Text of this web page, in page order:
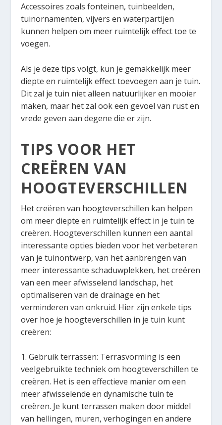
Accessoires zoals fonteinen, tuinbeelden,
tuinornamenten, vijvers en waterpartijen
kunnen helpen om meer ruimtelijk effect toe te
voegen.
Als je deze tips volgt, kun je gemakkelijk meer
diepte en ruimtelijk effect toevoegen aan je tuin.
Dit zal je tuin niet alleen natuurlijker en mooier
maken, maar het zal ook een gevoel van rust en
vrede geven aan degene die er zijn.
TIPS VOOR HET
CREËREN VAN
HOOGTEVERSCHILLEN
Het creëren van hoogteverschillen kan helpen
om meer diepte en ruimtelijk effect in je tuin te
creëren. Hoogteverschillen kunnen een aantal
interessante opties bieden voor het verbeteren
van je tuinontwerp, van het aanbrengen van
meer interessante schaduwplekken, het creëren
van een meer afwisselend landschap, het
optimaliseren van de drainage en het
verminderen van onkruid. Hier zijn enkele tips
over hoe je hoogteverschillen in je tuin kunt
creëren:
1. Gebruik terrassen: Terrasvorming is een
veelgebruikte techniek om hoogteverschillen te
creëren. Het is een effectieve manier om een
meer afwisselende en dynamische tuin te
creëren. Je kunt terrassen maken door middel
van hellingen, muren, verhogingen en andere